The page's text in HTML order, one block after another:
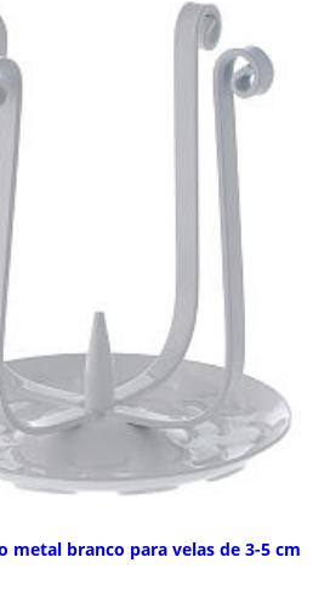
metal branco para velas de 3-5 cm